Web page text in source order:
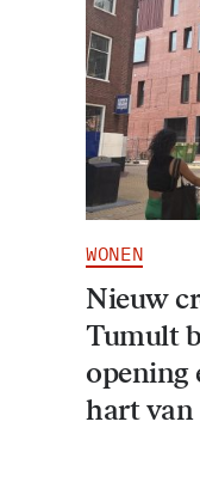
WONEN
Nieuw
Tumult
opening
hart van